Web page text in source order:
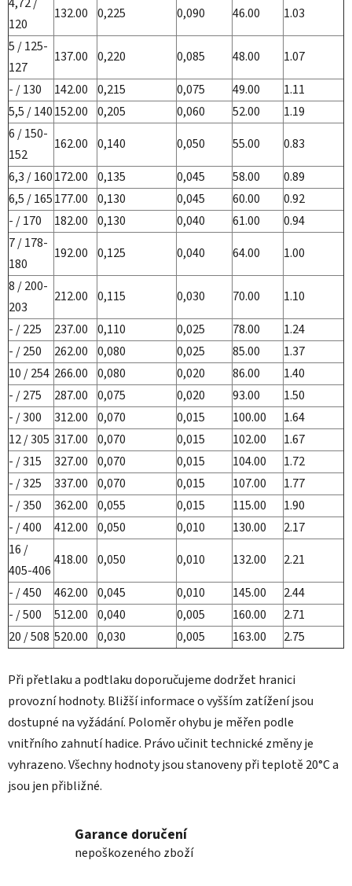
120
132.00 0,225 0,090 46.00
1.03
5 / 125-
127
137.00 0,220 0,085 48.00
1.07
- / 130
142.00 0,215 0,075 49.00
1.11
5,5 / 140152.00 0,205 0,060 52.00
1.19
6 / 150-
152
162.00 0,140 0,050 55.00
0.83
6,3 / 160172.00 0,135 0,045 58.00
0.89
6,5 / 165177.00 0,130 0,045 60.00
0.92
- / 170
182.00 0,130 0,040 61.00
0.94
7 / 178-
180
192.00 0,125 0,040 64.00
1.00
8 / 200-
203
212.00 0,115 0,030 70.00
1.10
- / 225
237.00 0,110 0,025 78.00
1.24
- / 250
262.00 0,080 0,025 85.00
1.37
10 / 254 266.00 0,080 0,020 86.00
1.40
- / 275
287.00 0,075 0,020 93.00
1.50
- / 300
312.00 0,070 0,015 100.00
1.64
12 / 305 317.00 0,070 0,015 102.00
1.67
- / 315
327.00 0,070 0,015 104.00
1.72
- / 325
337.00 0,070 0,015 107.00
1.77
- / 350
362.00 0,055 0,015 115.00
1.90
- / 400
412.00 0,050 0,010 130.00
2.17
16 /
405-406
418.00 0,050 0,010 132.00
2.21
- / 450
462.00 0,045 0,010 145.00
2.44
- / 500
512.00 0,040 0,005 160.00
2.71
20 / 508 520.00 0,030 0,005 163.00 2.75
Při přetlaku a podtlaku doporučujeme dodržet hranici
provozní hodnoty. Bližší informace o vyšším zatížení jsou
dostupné na vyžádání. Poloměr ohybu je měřen podle
vnitřního zahnutí hadice. Právo učinit technické změny je
vyhrazeno. Všechny hodnoty jsou stanoveny při teplotě 20°C a
jsou jen přibližné.
Garance doručení
nepoškozeného zboží